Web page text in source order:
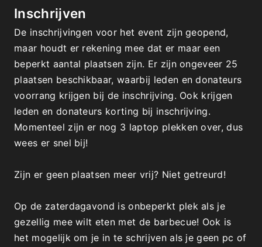
Inschrijven
De inschrijvingen voor het event zijn geopend,
maar houdt er rekening mee dat er maar een
beperkt aantal plaatsen zijn. Er zijn ongeveer 25
plaatsen beschikbaar, waarbij leden en donateurs
voorrang krijgen bij de inschrijving. Ook krijgen
leden en donateurs korting bij inschrijving.
Momenteel zijn er nog 3 laptop plekken over, dus
wees er snel bij!
Zijn er geen plaatsen meer vrij? Niet getreurd!
Op de zaterdagavond is onbeperkt plek als je
gezellig mee wilt eten met de barbecue! Ook is
het mogelijk om je in te schrijven als je geen pc of